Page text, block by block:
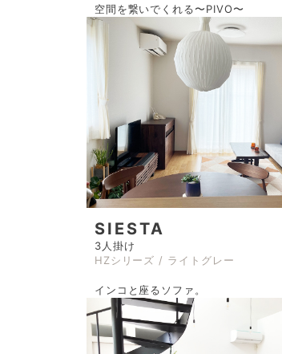
空間を繋いでくれる〜PIVO〜
SIESTA
3人掛け
HZシリーズ / ライトグレー
インコと座るソファ。